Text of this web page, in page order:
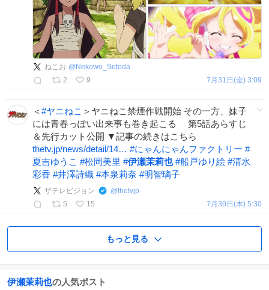
ねこお @ Nekowo_Setoda
2
9 7月31日(金) 3:09
＜#ヤニねこ ＞ヤニねこ禁煙作戦開始 その一方、妹子
には青春っぽい出来事も巻き起こる 第5話あらすじ
＆先行カット公開 ▼記事の続きはこちら
thetv.jp/news/detail/14… #にゃんにゃんファクトリー #
夏吉ゆうこ #松岡美里 #伊瀬茉莉也 #船戸ゆり絵 #清水
彩香 #井澤詩織 #本泉莉奈 #明智璃子
ザテレビジョン @thetvjp
5
15 7月30日(木) 5:30
もっと見る
伊瀬茉莉也の人気ポスト